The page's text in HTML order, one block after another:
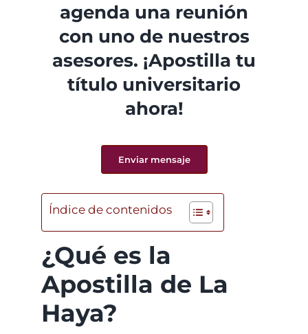
agenda una reunión
con uno de nuestros
asesores. ¡Apostilla tu
título universitario
ahora!
Enviar mensaje
Índice de contenidos
¿Qué es la
Apostilla de La
Haya?